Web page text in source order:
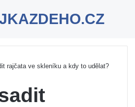
rajčata ve skleníku a kdy to udělat?